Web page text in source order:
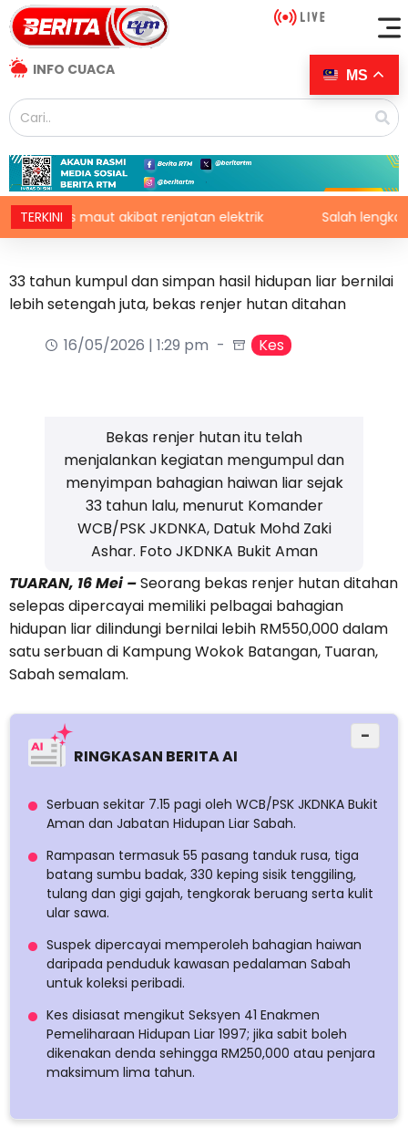
INFO CUACA
TERKINI
maut akibat renjatan elektrik Salah lengkapkan
33 tahun kumpul dan simpan hasil hidupan liar bernilai
lebih setengah juta, bekas renjer hutan ditahan
16/05/2026 | 1:29 pm
Kes
Bekas renjer hutan itu telah
menjalankan kegiatan mengumpul dan
menyimpan bahagian haiwan liar sejak
33 tahun lalu, menurut Komander
WCB/PSK JKDNKA, Datuk Mohd Zaki
Ashar. Foto JKDNKA Bukit Aman
TUARAN, 16 Mei –Seorang bekas renjer hutan ditahan
selepas dipercayai memiliki pelbagai bahagian
hidupan liar dilindungi bernilai lebih RM550,000 dalam
satu serbuan di Kampung Wokok Batangan, Tuaran,
Sabah semalam.
RINGKASAN BERITA AI
−
Serbuan sekitar 7.15 pagi oleh WCB/PSK JKDNKA Bukit
Aman dan Jabatan Hidupan Liar Sabah.
Rampasan termasuk 55 pasang tanduk rusa, tiga
batang sumbu badak, 330 keping sisik tenggiling,
tulang dan gigi gajah, tengkorak beruang serta kulit
ular sawa.
Suspek dipercayai memperoleh bahagian haiwan
daripada penduduk kawasan pedalaman Sabah
untuk koleksi peribadi.
Kes disiasat mengikut Seksyen 41 Enakmen
Pemeliharaan Hidupan Liar 1997; jika sabit boleh
dikenakan denda sehingga RM250,000 atau penjara
maksimum lima tahun.
MS